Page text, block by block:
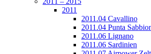
2011
2011.04 Cavallino
2011.04 Punta
2011.06 Lignano
2011.06 Sardinien